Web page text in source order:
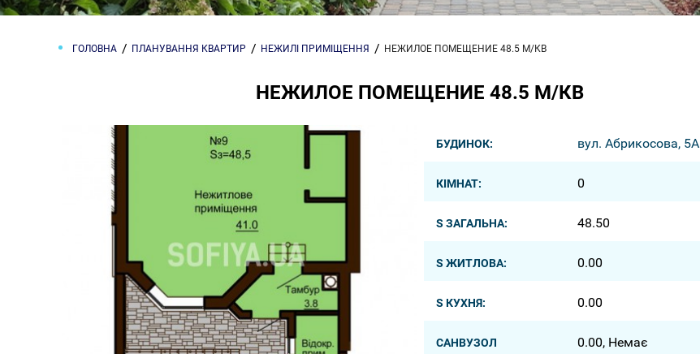
ГОЛОВНА ПЛАНУВАННЯ КВАРТИР НЕЖИЛІ ПРИМІЩЕННЯ НЕЖИЛОЕ ПОМЕЩЕНИЕ 48.5 М/КВ
НЕЖИЛОЕ ПОМЕЩЕНИЕ 48.5 М/КВ
БУДИНОК: вул. Абрикосова, 5A
КІМНАТ: 0
S ЗАГАЛЬНА: 48.50
S ЖИТЛОВА: 0.00
S КУХНЯ: 0.00
САНВУЗОЛ 0.00, Немає